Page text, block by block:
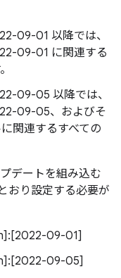
09-01 以降では、
09-01 に関連する
09-05 以降では、
09-05、およびそ
関連するすべての
デートを組み込む
おり設定する必要が
09-01]
09-05]